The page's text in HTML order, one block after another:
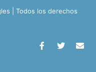
| Todos los derechos